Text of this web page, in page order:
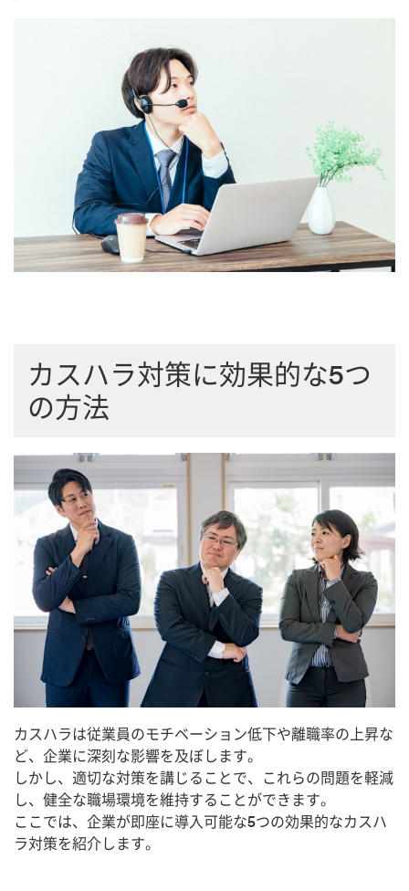
カスハラ対策に効果的な5つ
の方法
カスハラは従業員のモチベーション低下や離職率の上昇な
ど、企業に深刻な影響を及ぼします。
しかし、適切な対策を講じることで、これらの問題を軽減
し、健全な職場環境を維持することができます。
ここでは、企業が即座に導入可能な5つの効果的なカスハ
ラ対策を紹介します。